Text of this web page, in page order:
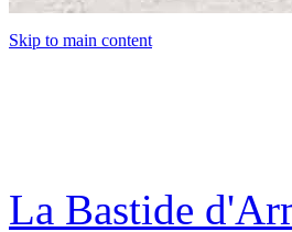
Skip to main content
La Bastide